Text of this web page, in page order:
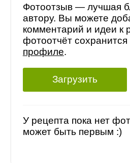
Фотоотзыв — лучшая
автору. Вы можете
комментарий и идеи к
фотоотчёт сохранится
профиле.
Загрузить
У рецепта пока нет
может быть первым :)